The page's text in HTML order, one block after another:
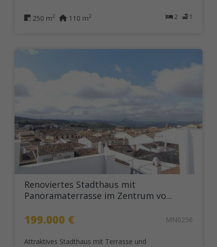
2 1
250 m2 110 m2
Renoviertes Stadthaus mit
Panoramaterrasse im Zentrum vo...
199.000 € MN0256
Attraktives Stadthaus mit Terrasse und